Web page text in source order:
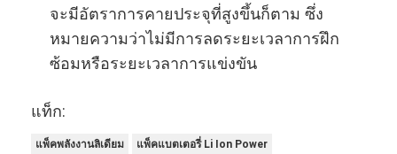
แบตเตอรี่ Li-ion ที่สามารถชาร์จใหม่ได้
จะมีอัตราการคายประจุที่สูงขึ้นก็ตาม ซึ่ง
หมายความว่าไม่มีการลดระยะเวลาการฝึก
ซ้อมหรือระยะเวลาการแข่งขัน
แท็ก:
แพ็คพลังงานลิเดียม
แพ็คแบตเตอรี่ Li Ion Power